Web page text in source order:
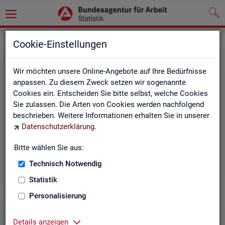
Cookie-Einstellungen
Wir möchten unsere Online-Angebote auf Ihre Bedürfnisse
anpassen. Zu diesem Zweck setzen wir sogenannte
Cookies ein. Entscheiden Sie bitte selbst, welche Cookies
Sie zulassen. Die Arten von Cookies werden nachfolgend
beschrieben. Weitere Informationen erhalten Sie in unserer
Datenschutzerklärung.
Bitte wählen Sie aus:
Technisch Notwendig
Statistik
Personalisierung
Details anzeigen
Ge­set­ze und Ver­ord­nun­gen
Die Gesetze und Verordnungen, die der Arbeit der
Statistik der BA zugrunde liegen, finden Sie hier.